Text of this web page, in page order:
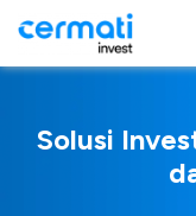
Solusi